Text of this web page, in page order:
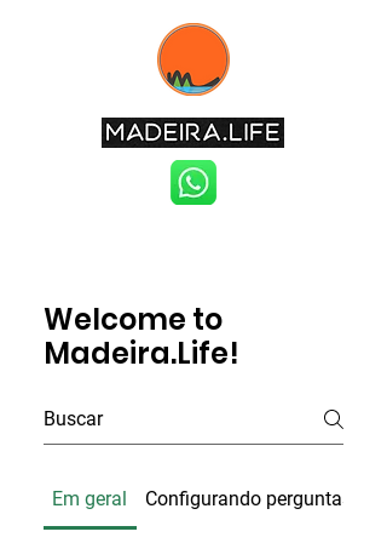
Welcome to
Madeira.Life!
Em geral Configurando perguntas